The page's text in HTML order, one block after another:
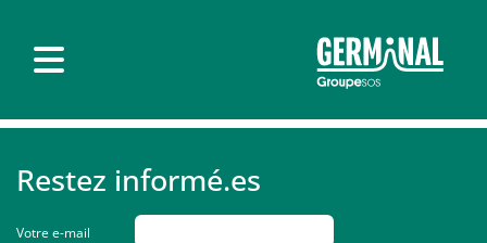
Restez informé.es
Votre e-mail